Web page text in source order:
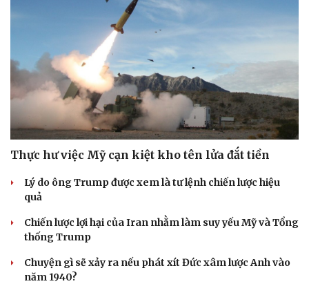
Thực hư việc Mỹ cạn kiệt kho tên lửa đắt tiền
Lý do ông Trump được xem là tư lệnh chiến lược hiệu
quả
Chiến lược lợi hại của Iran nhằm làm suy yếu Mỹ và Tổng
thống Trump
Chuyện gì sẽ xảy ra nếu phát xít Đức xâm lược Anh vào
năm 1940?